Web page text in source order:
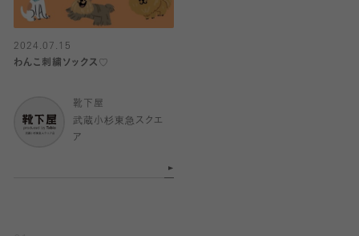
2024.07.15
わんこ刺繍ソックス♡
靴下屋
武蔵小杉東急スクエ
ア